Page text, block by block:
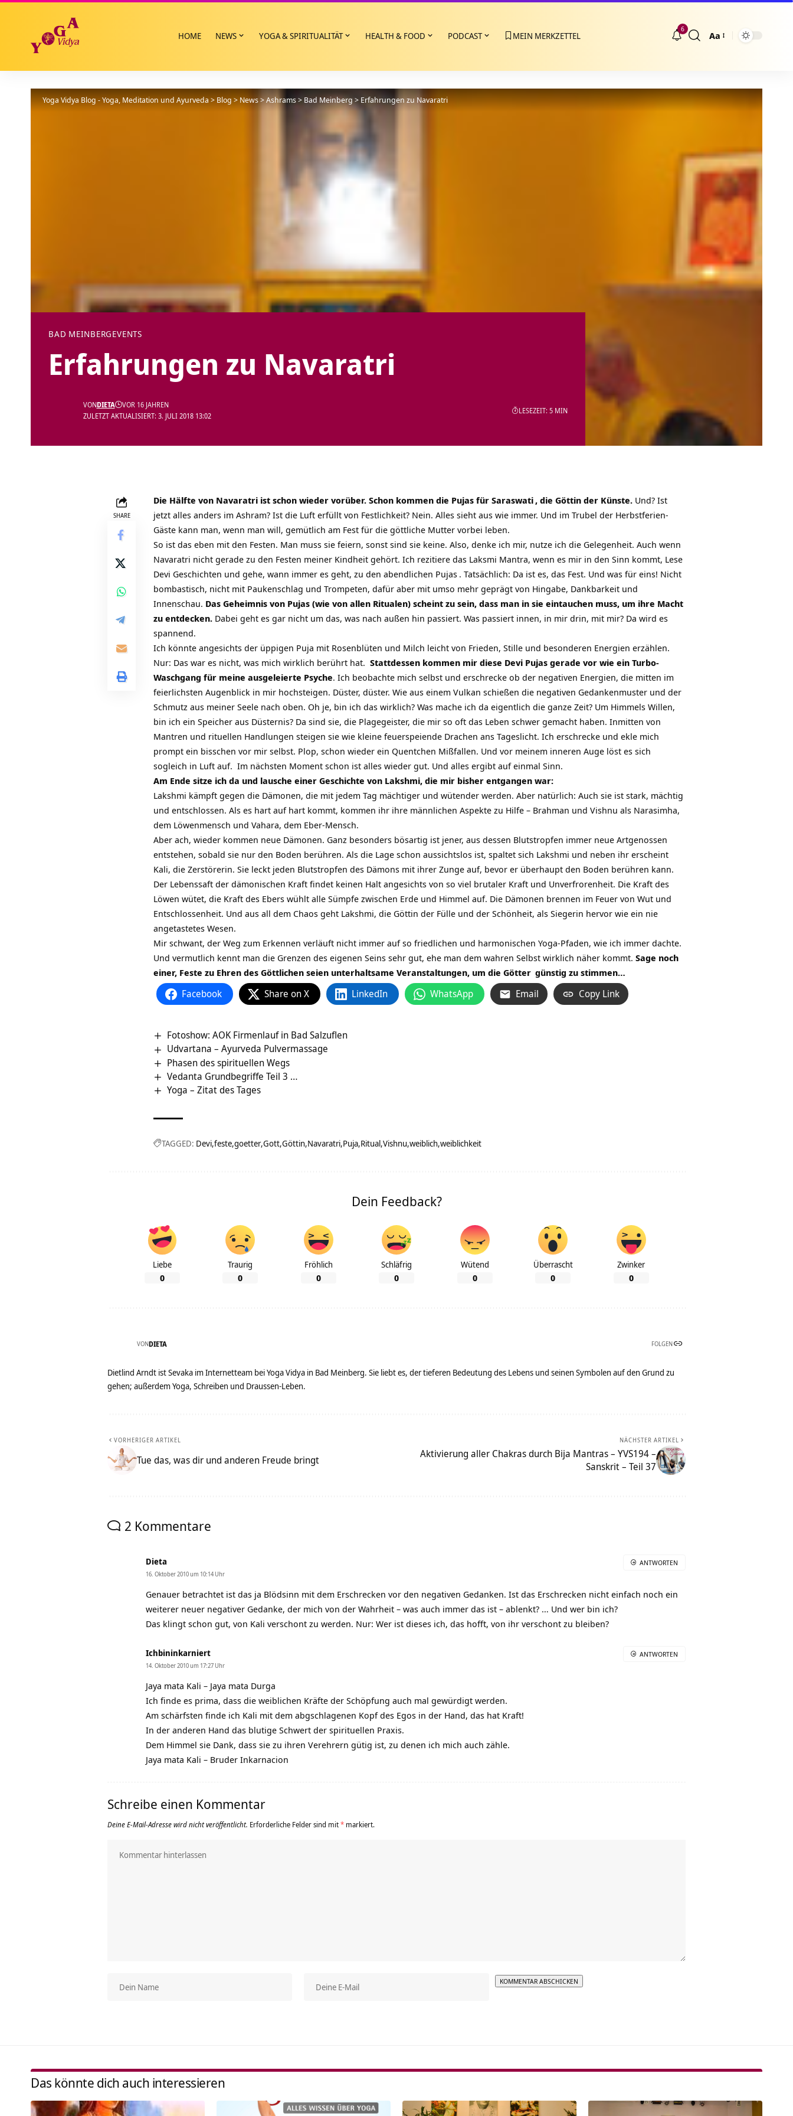
HOME NEWS YOGA & SPIRITUALITÄT HEALTH & FOOD PODCAST MEIN MERKZETTEL
6
Größenänderung
Aa
Yoga Vidya Blog - Yoga, Meditation und Ayurveda>Blog>News>Ashrams> Bad Meinberg> Erfahrungen zu Navaratri
BAD MEINBERGEVENTS
Erfahrungen zu Navaratri
ZULETZT AKTUALISIERT: 3. JULI 2018 13:02
VONDIETA VOR 16 JAHREN
LESEZEIT: 5 MIN
SHARE
Die Hälfte von Navaratri ist schon wieder vorüber. Schon kommen die Pujas für Saraswati, die Göttin der Künste. Und? Ist
jetzt alles anders im Ashram? Ist die Luft erfüllt von Festlichkeit? Nein. Alles sieht aus wie immer. Und im Trubel der Herbstferien-
Gäste kann man, wenn man will, gemütlich am Fest für die göttliche Mutter vorbei leben.
So ist das eben mit den Festen. Man muss sie feiern, sonst sind sie keine. Also, denke ich mir, nutze ich die Gelegenheit. Auch wenn
Navaratri nicht gerade zu den Festen meiner Kindheit gehört. Ich rezitiere das Laksmi Mantra, wenn es mir in den Sinn kommt, Lese
Devi Geschichten und gehe, wann immer es geht, zu den abendlichen Pujas . Tatsächlich: Da ist es, das Fest. Und was für eins! Nicht
bombastisch, nicht mit Paukenschlag und Trompeten, dafür aber mit umso mehr geprägt von Hingabe, Dankbarkeit und
Innenschau. Das Geheimnis von Pujas (wie von allen Ritualen) scheint zu sein, dass man in sie eintauchen muss, um ihre Macht
zu entdecken. Dabei geht es gar nicht um das, was nach außen hin passiert. Was passiert innen, in mir drin, mit mir? Da wird es
spannend.
Ich könnte angesichts der üppigen Puja mit Rosenblüten und Milch leicht von Frieden, Stille und besonderen Energien erzählen.
Nur: Das war es nicht, was mich wirklich berührt hat. Stattdessen kommen mir diese Devi Pujas gerade vor wie ein Turbo-
Waschgang für meine ausgeleierte Psyche. Ich beobachte mich selbst und erschrecke ob der negativen Energien, die mitten im
feierlichsten Augenblick in mir hochsteigen. Düster, düster. Wie aus einem Vulkan schießen die negativen Gedankenmuster und der
Schmutz aus meiner Seele nach oben. Oh je, bin ich das wirklich? Was mache ich da eigentlich die ganze Zeit? Um Himmels Willen,
bin ich ein Speicher aus Düsternis? Da sind sie, die Plagegeister, die mir so oft das Leben schwer gemacht haben. Inmitten von
Mantren und rituellen Handlungen steigen sie wie kleine feuerspeiende Drachen ans Tageslicht. Ich erschrecke und ekle mich
prompt ein bisschen vor mir selbst. Plop, schon wieder ein Quentchen Mißfallen. Und vor meinem inneren Auge löst es sich
sogleich in Luft auf. Im nächsten Moment schon ist alles wieder gut. Und alles ergibt auf einmal Sinn.
Am Ende sitze ich da und lausche einer Geschichte von Lakshmi, die mir bisher entgangen war:
Lakshmi kämpft gegen die Dämonen, die mit jedem Tag mächtiger und wütender werden. Aber natürlich: Auch sie ist stark, mächtig
und entschlossen. Als es hart auf hart kommt, kommen ihr ihre männlichen Aspekte zu Hilfe – Brahman und Vishnu als Narasimha,
dem Löwenmensch und Vahara, dem Eber-Mensch.
Aber ach, wieder kommen neue Dämonen. Ganz besonders bösartig ist jener, aus dessen Blutstropfen immer neue Artgenossen
entstehen, sobald sie nur den Boden berühren. Als die Lage schon aussichtslos ist, spaltet sich Lakshmi und neben ihr erscheint
Kali, die Zerstörerin. Sie leckt jeden Blutstropfen des Dämons mit ihrer Zunge auf, bevor er überhaupt den Boden berühren kann.
Der Lebenssaft der dämonischen Kraft findet keinen Halt angesichts von so viel brutaler Kraft und Unverfrorenheit. Die Kraft des
Löwen wütet, die Kraft des Ebers wühlt alle Sümpfe zwischen Erde und Himmel auf. Die Dämonen brennen im Feuer von Wut und
Entschlossenheit. Und aus all dem Chaos geht Lakshmi, die Göttin der Fülle und der Schönheit, als Siegerin hervor wie ein nie
angetastetes Wesen.
Mir schwant, der Weg zum Erkennen verläuft nicht immer auf so friedlichen und harmonischen Yoga-Pfaden, wie ich immer dachte.
Und vermutlich kennt man die Grenzen des eigenen Seins sehr gut, ehe man dem wahren Selbst wirklich näher kommt. Sage noch
einer, Feste zu Ehren des Göttlichen seien unterhaltsame Veranstaltungen, um die Götter günstig zu stimmen…
Facebook Share on X LinkedIn WhatsApp Email Copy Link
Fotoshow: AOK Firmenlauf in Bad Salzuflen
Udvartana – Ayurveda Pulvermassage
Phasen des spirituellen Wegs
Vedanta Grundbegriffe Teil 3 …
Yoga – Zitat des Tages
TAGGED: Devi feste goetter Gott Göttin Navaratri Puja Ritual Vishnu weiblich weiblichkeit
Dein Feedback?
Liebe
0
Traurig
0
Fröhlich
0
Schläfrig
0
Wütend
0
Überrascht
0
Zwinker
0
VONDIETA FOLGEN
Dietlind Arndt ist Sevaka im Internetteam bei Yoga Vidya in Bad Meinberg. Sie liebt es, der tieferen Bedeutung des Lebens und seinen Symbolen auf den Grund zu
gehen; außerdem Yoga, Schreiben und Draussen-Leben.
VORHERIGER ARTIKEL
Tue das, was dir und anderen Freude bringt
NÄCHSTER ARTIKEL
Aktivierung aller Chakras durch Bija Mantras – YVS194 –
Sanskrit – Teil 37
2 Kommentare
Dieta
16. Oktober 2010 um 10:14 Uhr
Genauer betrachtet ist das ja Blödsinn mit dem Erschrecken vor den negativen Gedanken. Ist das Erschrecken nicht einfach noch ein
weiterer neuer negativer Gedanke, der mich von der Wahrheit – was auch immer das ist – ablenkt? … Und wer bin ich?
Das klingt schon gut, von Kali verschont zu werden. Nur: Wer ist dieses ich, das hofft, von ihr verschont zu bleiben?
ANTWORTEN
Ichbininkarniert
14. Oktober 2010 um 17:27 Uhr
Jaya mata Kali – Jaya mata Durga
Ich finde es prima, dass die weiblichen Kräfte der Schöpfung auch mal gewürdigt werden.
Am schärfsten finde ich Kali mit dem abgschlagenen Kopf des Egos in der Hand, das hat Kraft!
In der anderen Hand das blutige Schwert der spirituellen Praxis.
Dem Himmel sie Dank, dass sie zu ihren Verehrern gütig ist, zu denen ich mich auch zähle.
Jaya mata Kali – Bruder Inkarnacion
ANTWORTEN
Schreibe einen Kommentar
Deine E-Mail-Adresse wird nicht veröffentlicht. Erforderliche Felder sind mit* markiert.
Das könnte dich auch interessieren